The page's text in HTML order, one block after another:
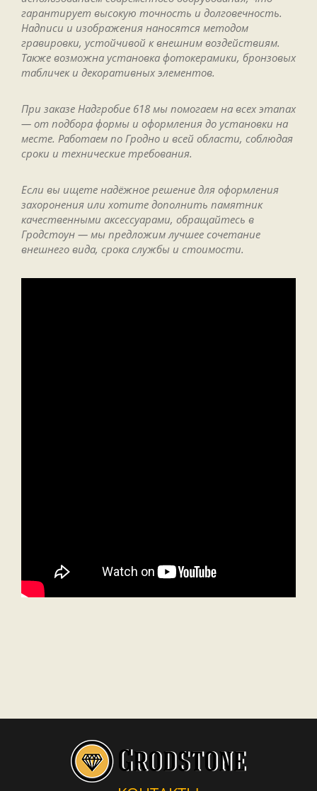
гарантирует высокую точность и долговечность.
Надписи и изображения наносятся методом
гравировки, устойчивой к внешним воздействиям.
Также возможна установка фотокерамики, бронзовых
табличек и декоративных элементов.
При заказе Надгробие 618 мы помогаем на всех этапах
— от подбора формы и оформления до установки на
месте. Работаем по Гродно и всей области, соблюдая
сроки и технические требования.
Если вы ищете надёжное решение для оформления
захоронения или хотите дополнить памятник
качественными аксессуарами, обращайтесь в
Гродстоун — мы предложим лучшее сочетание
внешнего вида, срока службы и стоимости.